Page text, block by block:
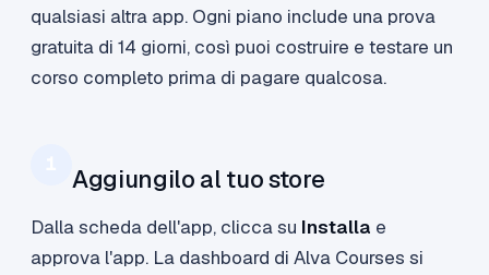
qualsiasi altra app. Ogni piano include una prova
gratuita di 14 giorni, così puoi costruire e testare un
corso completo prima di pagare qualcosa.
Aggiungilo al tuo store
Dalla scheda dell'app, clicca su Installa e
approva l'app. La dashboard di Alva Courses si